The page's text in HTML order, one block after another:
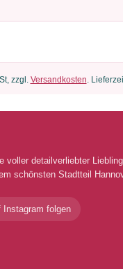
zzgl. Versandkosten .
voller detailverliebter
schönsten Stadtteil
Instagram folgen